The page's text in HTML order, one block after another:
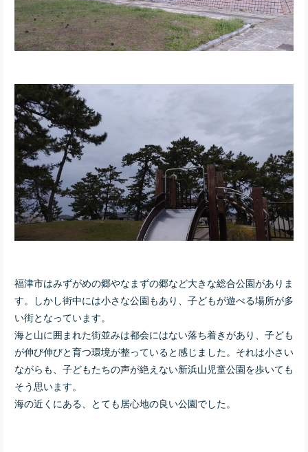
福津市はみずがめの郷やなまずの郷など大きな総合公園がありま
す。しかし街中には小さな公園もあり、子どもが遊べる場所が多
い街となっています。
海と山に囲まれた街並みは都会にはない落ち着きがあり、子ども
が伸び伸びと育つ環境が整っていると感じました。それは小さい
ながらも、子どもたちの声が絶えない新浜山児童公園を歩いても
そう思います。
海の近くにある、とても居心地の良い公園でした。